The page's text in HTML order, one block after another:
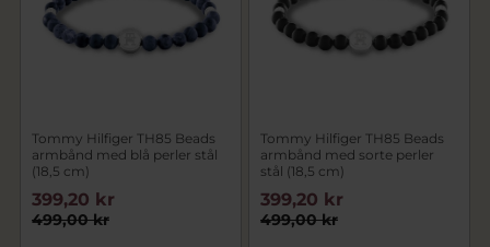
Tommy Hilfiger TH85 Beads
armbånd med blå perler stål
(18,5 cm)
499,00 kr
399,20 kr
Tommy Hilfiger TH85 Beads
armbånd med sorte perler
stål (18,5 cm)
499,00 kr
399,20 kr